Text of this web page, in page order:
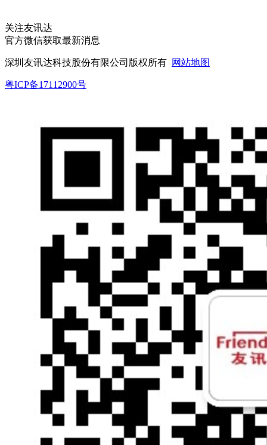
关注友讯达
官方微信获取最新消息
深圳友讯达科技股份有限公司版权所有 网站地图
粤ICP备17112900号